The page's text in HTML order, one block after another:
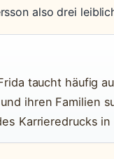
also drei
taucht häufig
ihren Familien
Karrieredrucks